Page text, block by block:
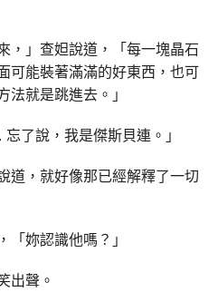
，」查妲說道，「每一塊晶石
可能裝著滿滿的好東西，也可
就是跳進去。」
了說，我是傑斯貝連。」
道，就好像那已經解釋了一切
「妳認識他嗎？」
出聲。